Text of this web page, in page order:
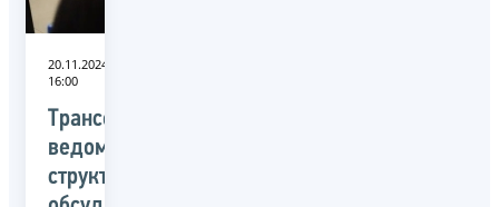
20.11.2024
16:00
Трансформацию
ведомственной
структуры